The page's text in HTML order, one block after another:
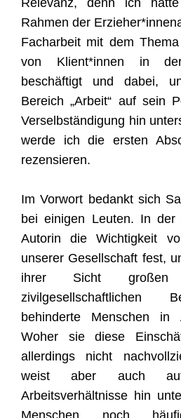
Rahmen der
Facharbeit mit dem Thema
von Klient*innen in der
beschäftigt und dabei,
Bereich „Arbeit“ auf sein
Verselbständigung hin
werde ich die ersten
rezensieren.
Im Vorwort bedankt sich
bei einigen Leuten. In der
Autorin die Wichtigkeit
unserer Gesellschaft fest,
ihrer Sicht großen
zivilgesellschaftlichen
behinderte Menschen in
Woher sie diese
allerdings nicht
weist aber auch
Arbeitsverhältnisse hin
Menschen noch